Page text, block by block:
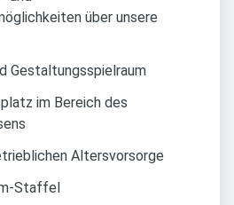
über unsere
Gestaltungsspielraum
im Bereich des
Altersvorsorge
Staffel